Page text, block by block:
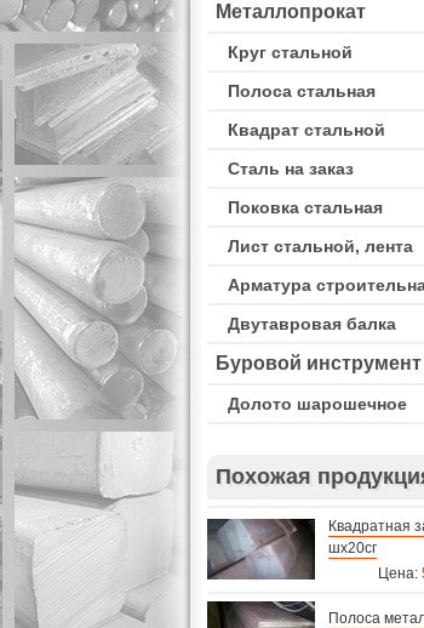
Металлопрокат
Круг стальной
Полоса стальная
Квадрат стальной
Сталь на заказ
Поковка стальная
Лист стальной, лента
Арматура
Двутавровая балка
Буровой инструмент
Долото шарошечное
Похожая
Квадратная
шх20сг
Цена:
Полоса